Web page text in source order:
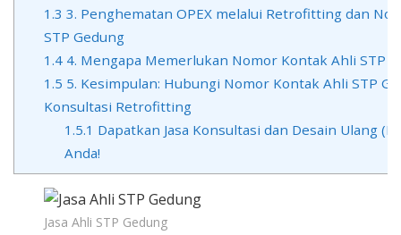
1.3 3. Penghematan OPEX melalui Retrofitting dan
STP Gedung
1.44. Mengapa Memerlukan Nomor Kontak Ahli STP
1.5 5. Kesimpulan: Hubungi Nomor Kontak Ahli STP
Konsultasi Retrofitting
1.5.1 Dapatkan Jasa Konsultasi dan Desain Ulang
Anda!
Jasa Ahli STP Gedung